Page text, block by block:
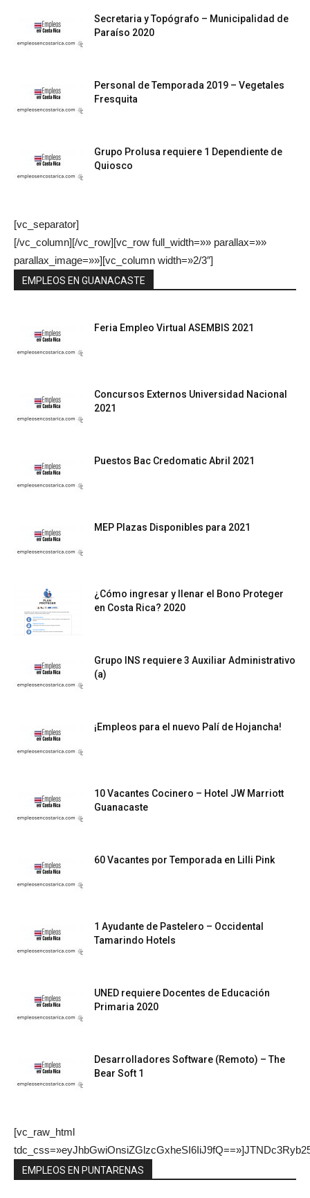
Secretaria y Topógrafo – Municipalidad de
Paraíso 2020
Personal de Temporada 2019 – Vegetales
Fresquita
Grupo Prolusa requiere 1 Dependiente de
Quiosco
[vc_separator]
[/vc_column][/vc_row][vc_row full_width=»» parallax=»»
parallax_image=»»][vc_column width=»2/3″]
EMPLEOS EN GUANACASTE
Feria Empleo Virtual ASEMBIS 2021
Concursos Externos Universidad Nacional
2021
Puestos Bac Credomatic Abril 2021
MEP Plazas Disponibles para 2021
¿Cómo ingresar y llenar el Bono Proteger
en Costa Rica? 2020
Grupo INS requiere 3 Auxiliar Administrativo
(a)
¡Empleos para el nuevo Palí de Hojancha!
10 Vacantes Cocinero – Hotel JW Marriott
Guanacaste
60 Vacantes por Temporada en Lilli Pink
1 Ayudante de Pastelero – Occidental
Tamarindo Hotels
UNED requiere Docentes de Educación
Primaria 2020
Desarrolladores Software (Remoto) – The
Bear Soft 1
[vc_raw_html
EMPLEOS EN PUNTARENAS